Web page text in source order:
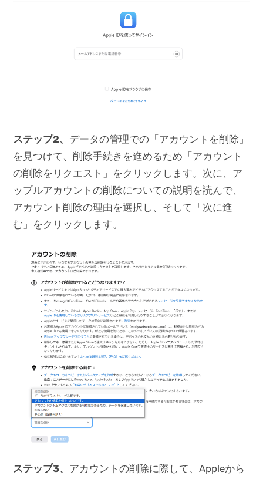
ステップ2、 データの管理での「アカウントを削除」
を見つけて、削除手続きを進めるため「アカウント
の削除をリクエスト」をクリックします。次に、ア
ップルアカウントの削除についての説明を読んで、
アカウント削除の理由を選択し、そして「次に進
む」をクリックします。
ステップ3、 アカウントの削除に際して、Appleから